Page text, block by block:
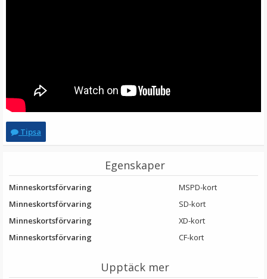
Tipsa
Egenskaper
Minneskortsförvaring
MSPD-kort
Minneskortsförvaring
SD-kort
Minneskortsförvaring
XD-kort
Minneskortsförvaring
CF-kort
Upptäck mer